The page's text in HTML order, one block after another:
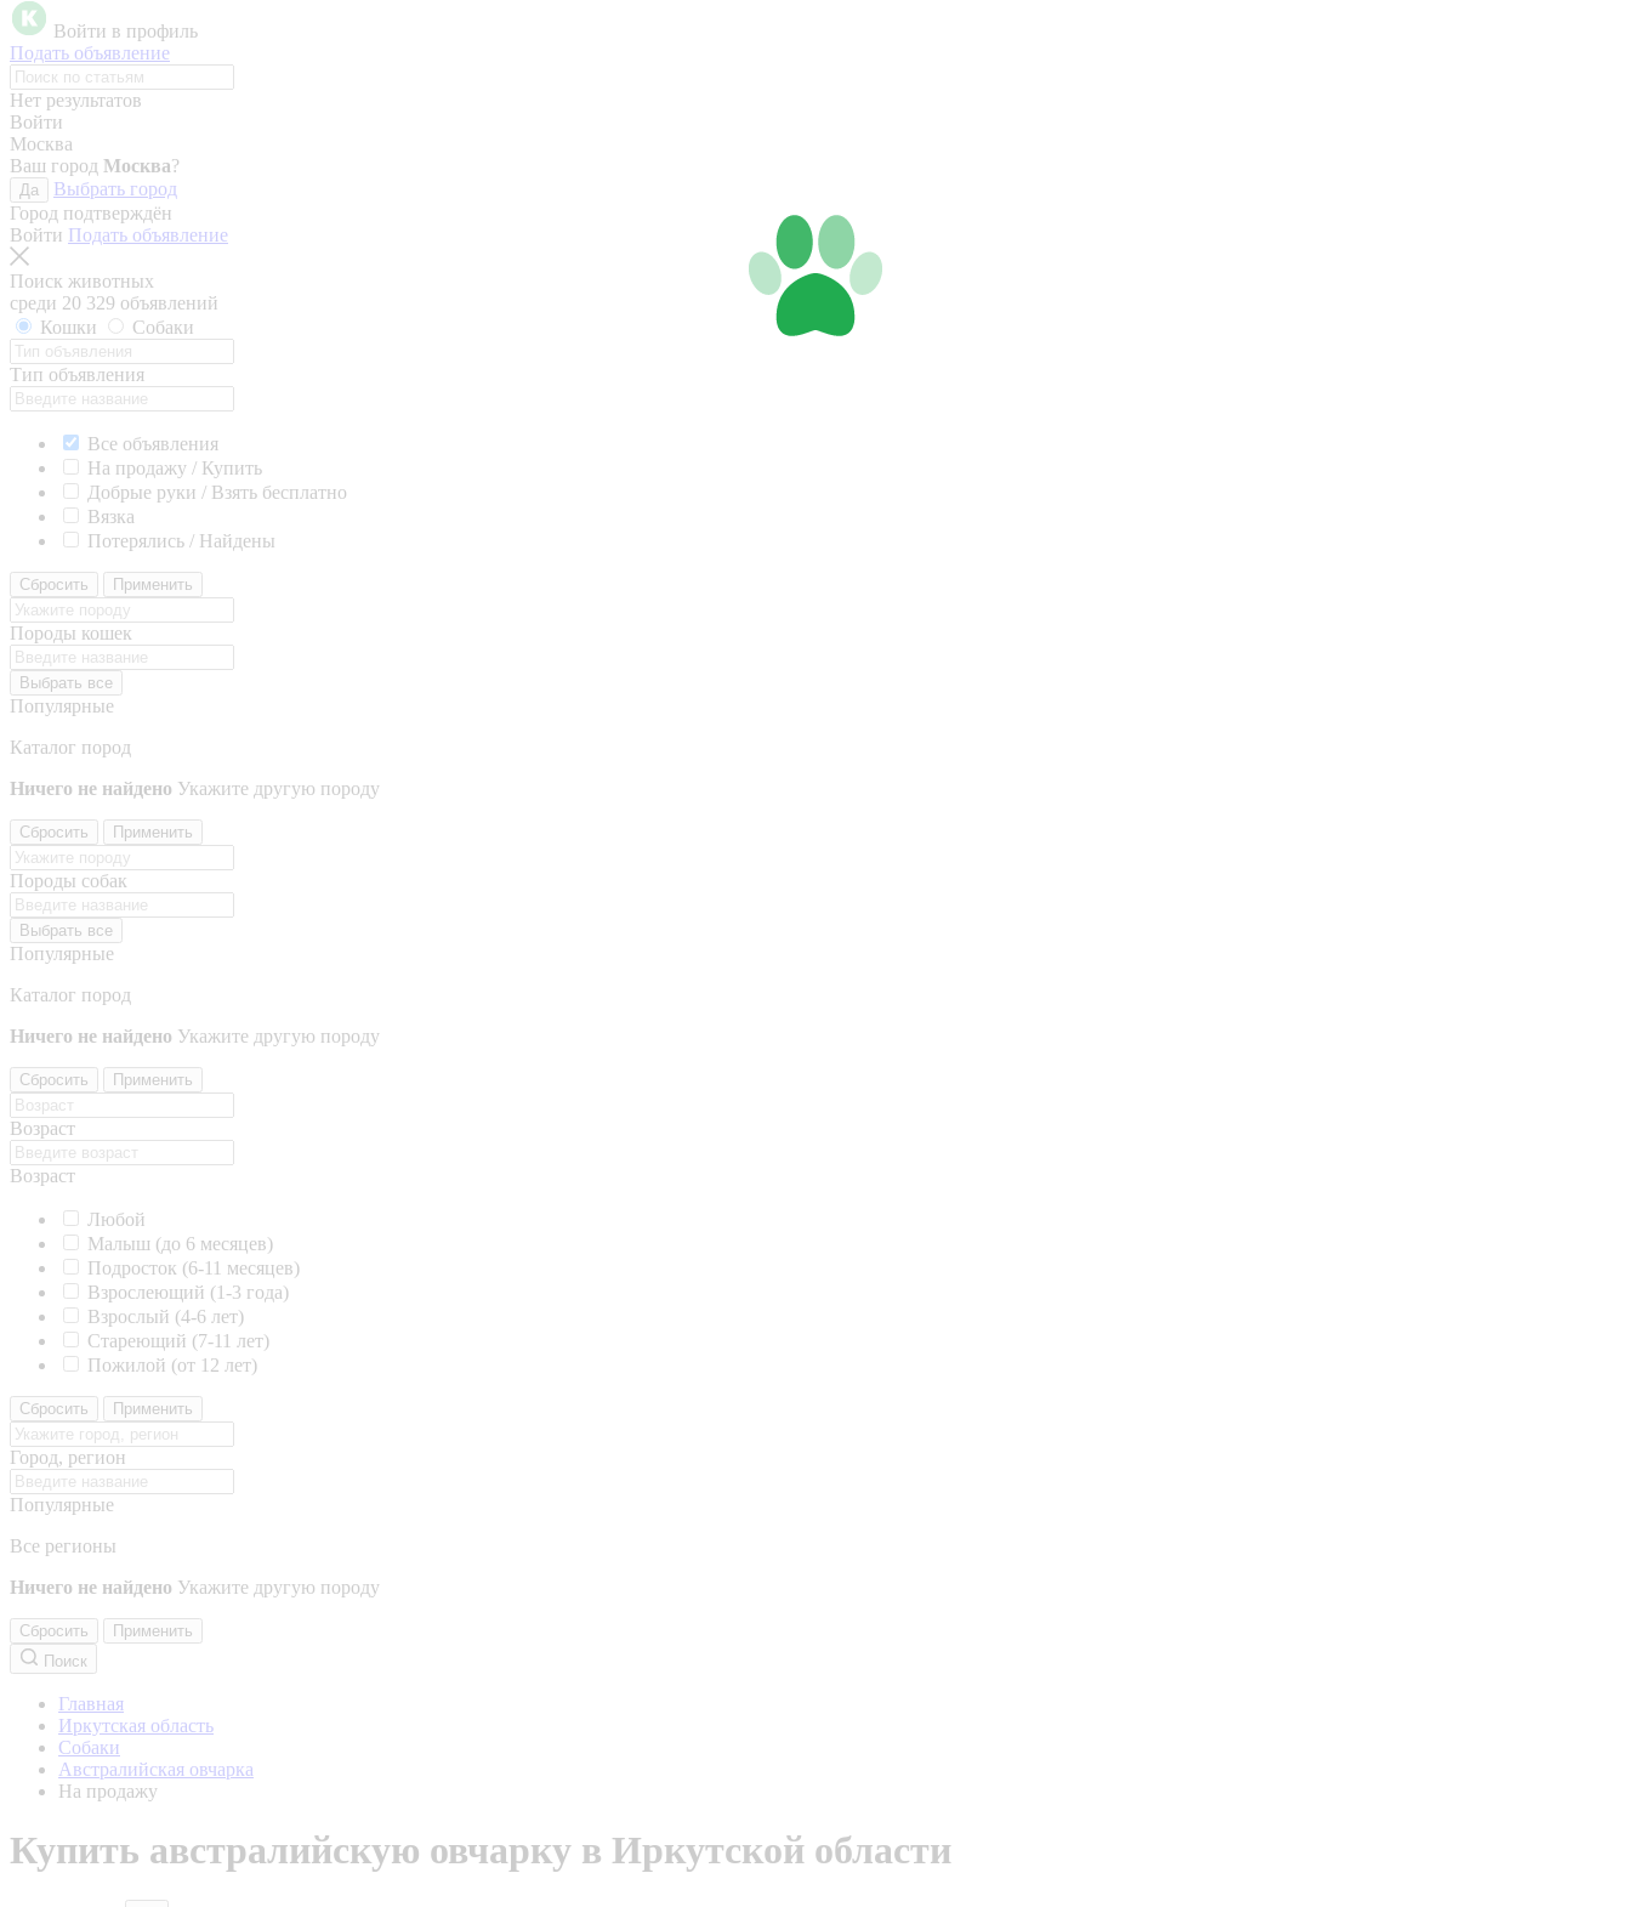
Войти в профиль
Подать объявление
Нет результатов
Войти
Москва
Ваш город Москва?
Да
Выбрать город
Город подтверждён
Войти Подать объявление
Поиск животных
среди 20 329 объявлений
Кошки
Собаки
Тип объявления
Все объявления
На продажу / Купить
Добрые руки / Взять бесплатно
Вязка
Потерялись / Найдены
Сбросить Применить
Породы кошек
Выбрать все
Популярные
Каталог пород
Ничего не найдено Укажите другую породу
Сбросить Применить
Породы собак
Выбрать все
Популярные
Каталог пород
Ничего не найдено Укажите другую породу
Сбросить Применить
Возраст
Возраст
Любой
Малыш (до 6 месяцев)
Подросток (6-11 месяцев)
Взрослеющий (1-3 года)
Взрослый (4-6 лет)
Стареющий (7-11 лет)
Пожилой (от 12 лет)
Сбросить Применить
Город, регион
Популярные
Все регионы
Ничего не найдено Укажите другую породу
Сбросить
Применить
Поиск
Главная
Иркутская область
Собаки
Австралийская овчарка
На продажу
Купить австралийскую овчарку в Иркутской области